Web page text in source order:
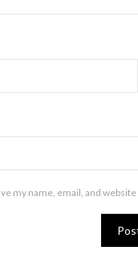
my name, email, and